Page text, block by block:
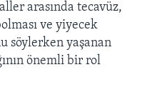
arasında tecavüz,
ve yiyecek
söylerken yaşanan
önemli bir rol